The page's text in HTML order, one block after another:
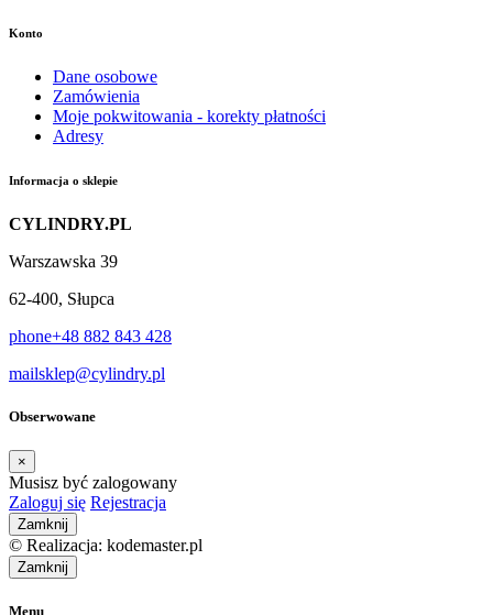
Konto
Dane osobowe
Zamówienia
Moje pokwitowania - korekty płatności
Adresy
Informacja o sklepie
CYLINDRY.PL
Warszawska 39
62-400, Słupca
phone+48 882 843 428
mailsklep@cylindry.pl
Obserwowane
×
Musisz być zalogowany
Zaloguj się Rejestracja
Zamknij
© Realizacja: kodemaster.pl
Zamknij
Menu